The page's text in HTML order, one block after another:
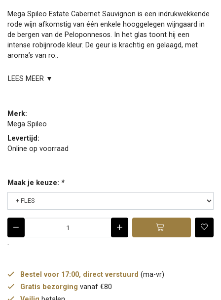
Mega Spileo Estate Cabernet Sauvignon is een indrukwekkende
rode wijn afkomstig van één enkele hooggelegen wijngaard in
de bergen van de Peloponnesos. In het glas toont hij een
intense robijnrode kleur. De geur is krachtig en gelaagd, met
aroma’s van ro..
LEES MEER ▼
Merk:
Mega Spileo
Levertijd:
Online op voorraad
Maak je keuze: *
.
Bestel voor 17:00, direct verstuurd (ma-vr)
Gratis bezorging vanaf €80